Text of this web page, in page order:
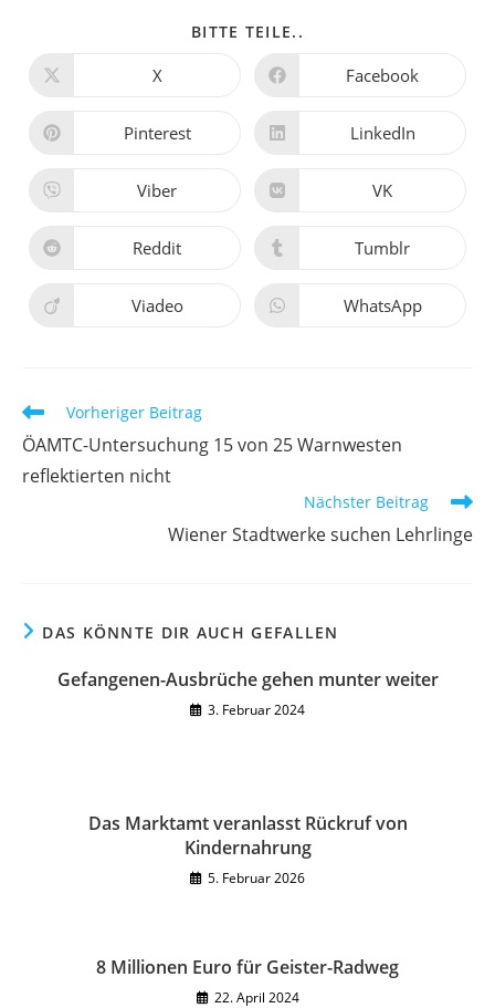
BITTE TEILE..
X Facebook
Pinterest LinkedIn
Viber VK
Reddit Tumblr
Viadeo WhatsApp
Vorheriger Beitrag
ÖAMTC-Untersuchung 15 von 25 Warnwesten
reflektierten nicht
Nächster Beitrag
Wiener Stadtwerke suchen Lehrlinge
DAS KÖNNTE DIR AUCH GEFALLEN
Gefangenen-Ausbrüche gehen munter weiter
3. Februar 2024
Das Marktamt veranlasst Rückruf von
Kindernahrung
5. Februar 2026
8 Millionen Euro für Geister-Radweg
22. April 2024